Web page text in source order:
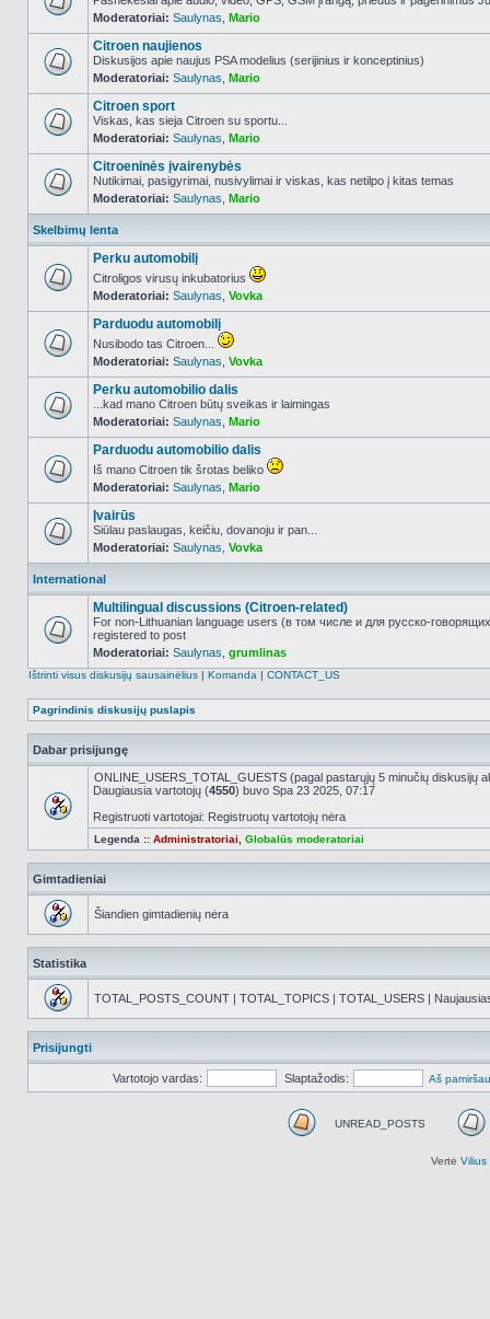
NO_UNREAD_POSTS
Moderatoriai: Saulynas Mario
NO_UNREAD_POSTS
Citroen naujienos
Diskusijos apie naujus PSA modelius (serijinius ir konceptinius)
Moderatoriai: Saulynas Mario
NO_UNREAD_POSTS
Citroen sport
Viskas, kas sieja Citroen su sportu...
Moderatoriai: Saulynas Mario
NO_UNREAD_POSTS
Citroeninės įvairenybės
Nutikimai, pasigyrimai, nusivylimai ir viskas, kas netilpo į kitas temas
Moderatoriai: Saulynas Mario
Skelbimų lenta
NO_UNREAD_POSTS
Perku automobilį
Citroligos virusų inkubatorius
Moderatoriai: Saulynas Vovka
NO_UNREAD_POSTS
Parduodu automobilį
Nusibodo tas Citroen...
Moderatoriai: Saulynas Vovka
NO_UNREAD_POSTS
Perku automobilio dalis
...kad mano Citroen būtų sveikas ir laimingas
Moderatoriai: Saulynas Mario
NO_UNREAD_POSTS
Parduodu automobilio dalis
Iš mano Citroen tik šrotas beliko
Moderatoriai: Saulynas Mario
NO_UNREAD_POSTS
Įvairūs
Siūlau paslaugas, keičiu, dovanoju ir pan...
Moderatoriai: Saulynas Vovka
International
NO_UNREAD_POSTS
Multilingual discussions (Citroen-related)
For non-Lithuanian language users (в том числе и для русско-
registered to post
Moderatoriai: Saulynas grumlinas
Ištrinti visus diskusijų sausainėlius | Komanda | CONTACT_US
Pagrindinis diskusijų puslapis
Dabar prisijungę
ONLINE_USERS_TOTAL_GUESTS (pagal pastarųjų 5 minučių diskusijų
Daugiausia vartotojų (4550) buvo Spa 23 2025, 07:17
Registruoti vartotojai: Registruotų vartotojų nėra
Legenda :: Administratoriai Globalūs moderatoriai
Gimtadieniai
Šiandien gimtadienių nėra
Statistika
TOTAL_POSTS_COUNT | TOTAL_TOPICS | TOTAL_USERS |
Prisijungti
Vartotojo vardas: Slaptažodis: Aš
UNREAD_POSTS
Vertė Vilius